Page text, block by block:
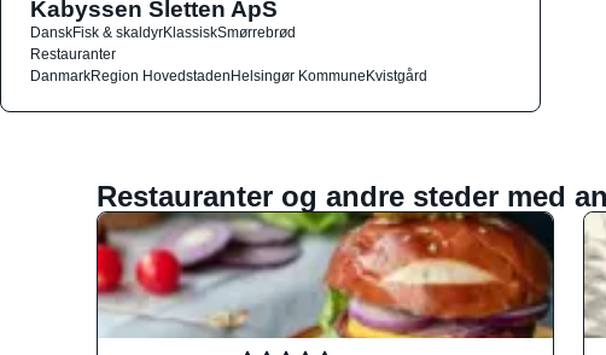
Kabyssen Sletten ApS
DanskFisk & skaldyrKlassiskSmørrebrød
Restauranter
DanmarkRegion HovedstadenHelsingør KommuneKvistgård
Restauranter og andre steder med